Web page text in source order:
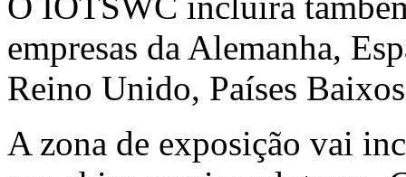
empresas da Alemanha,
Reino Unido, Países
A zona de exposição vai